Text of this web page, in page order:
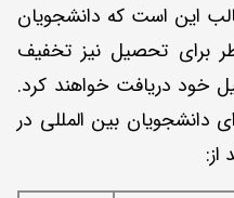
این است که دانشجویان
برای تحصیل نیز تخفیف
خود دریافت خواهند کرد.
دانشجویان بین المللی در
از: